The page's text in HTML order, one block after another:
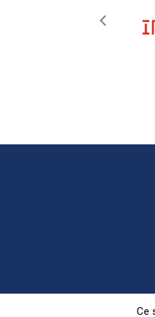
Ce